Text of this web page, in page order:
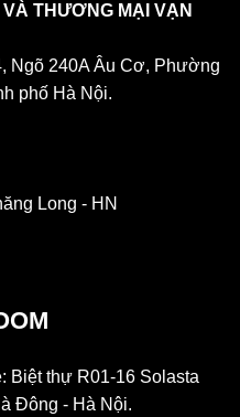
THƯƠNG MẠI VẠN
Ngõ 240A Âu Cơ, Phường
phố Hà Nội.
Long - HN
Biệt thự R01-16 Solasta
Đông - Hà Nội.